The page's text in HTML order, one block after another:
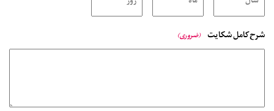
شرح کامل شکایت (ضروری)